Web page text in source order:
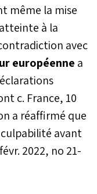
même la mise
à la
avec
européenne a
c. France, 10
a réaffirmé que
avant
2022, no 21-